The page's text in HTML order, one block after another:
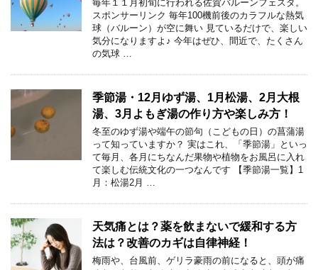
毎年１１月初旬に行われる佐賀バルーンフェスタ。
スポンサーリンク 毎年100機前後のカラフルな熱気
球（バルーン）が空に舞い 見ているだけで、楽しい
気分になりますよ♪ 今年はぜひ、間近で、たくさん
の気球 …
季節湯・12月ゆず湯、1月松湯、2月大根
湯、3月よもぎ湯の作り方や楽しみ方！
冬至のゆず湯や端午の節句（こどもの日）の菖蒲湯
って知っていますか？ 実はこれ、「季節湯」といっ
て毎月、各月にちなんだ果物や植物をお風呂に入れ
て楽しむ伝統文化の一つなんです 【季節湯一覧】1
月：松湯2月 …
天気痛とは？薬を飲まないで緩和する方
法は？改善のカギは自律神経！
梅雨や、台風前、ゲリラ豪雨の前になると、頭が痛